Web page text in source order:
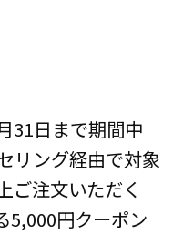
31日まで期間中
リング経由で対象
ご注文いただく
5,000円クーポン